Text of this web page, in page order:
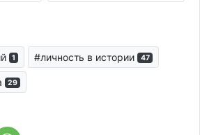
1 #личность в истории 47
29